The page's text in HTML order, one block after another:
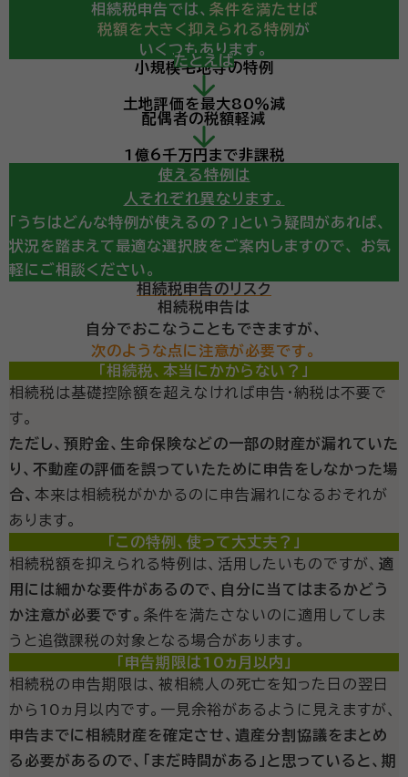
計算の結果、
相続税の申告が必要になりそう・・・
という診断が出ても、
ここからが重要です。
相続税申告では、 条件を満たせば
税額を大きく抑えられる特例 が
いくつもあります。
たとえば
小規模宅地等の特例
土地評価を最大80％減
配偶者の税額軽減
1億6千万円まで非課税
使える特例は
人それぞれ異なります。
「うちはどんな特例が使えるの？」という疑問があれば、
状況を踏まえて最適な選択肢をご案内しますので、
お気
軽にご相談ください。
相続税申告のリスク
相続税申告は
自分でおこなうこともできますが、
次のような点に注意が必要です。
「相続税、本当にかからない？」
相続税は基礎控除額を超えなければ申告・納税は不要で
す。
ただし、預貯金、生命保険などの一部の財産が漏れていた
り、不動産の評価を誤っていたために申告をしなかった場
合、 本来は相続税がかかるのに申告漏れになるおそれが
あります。
「この特例、使って大丈夫？」
相続税額を抑えられる特例は、活用したいものですが、 適
用には細かな要件があるので、自分に当てはまるかどう
か注意が必要です。 条件を満たさないのに適用してしま
うと追徴課税の対象となる場合があります。
「申告期限は10ヵ月以内」
相続税の申告期限は、被相続人の死亡を知った日の翌日
から10ヵ月以内です。一見余裕があるように見えますが、
申告までに相続財産を確定させ、遺産分割協議をまとめ
る必要があるので、「まだ時間がある」と思っていると、期